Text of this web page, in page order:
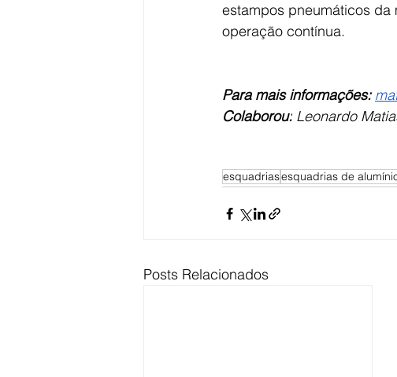
estampos pneumáticos da
operação contínua.
Para mais informações:
Colaborou: Leonardo
esquadriasesquadrias de
Posts Relacionados